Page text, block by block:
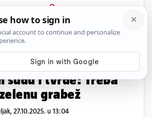
PRIJAVA
News Komentari
predali zahtjev
sudu i tvrde: Treba
grabež
27.10.2025. u 13:04